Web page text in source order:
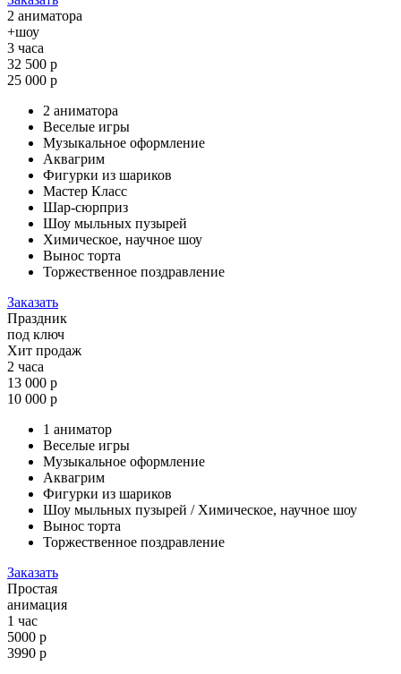
2 аниматора
+шоу
3 часа
32 500 р
25 000 р
2 аниматора
Веселые игры
Музыкальное оформление
Аквагрим
Фигурки из шариков
Мастер Класс
Шар-сюрприз
Шоу мыльных пузырей
Химическое, научное шоу
Вынос торта
Торжественное поздравление
Заказать
Праздник
под ключ
Хит продаж
2 часа
13 000 р
10 000 р
1 аниматор
Веселые игры
Музыкальное оформление
Аквагрим
Фигурки из шариков
Шоу мыльных пузырей / Химическое, научное шоу
Вынос торта
Торжественное поздравление
Заказать
Простая
анимация
1 час
5000 р
3990 р